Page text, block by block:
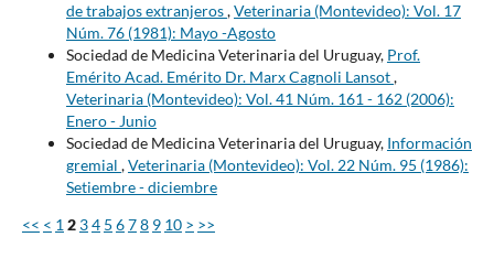
de trabajos extranjeros,Veterinaria (Montevideo): Vol. 17
Núm. 76 (1981): Mayo -Agosto
Sociedad de Medicina Veterinaria del Uruguay, Prof.
Emérito Acad. Emérito Dr. Marx Cagnoli Lansot,
Veterinaria (Montevideo): Vol. 41 Núm. 161 - 162 (2006):
Enero - Junio
Sociedad de Medicina Veterinaria del Uruguay, Información
gremial ,Veterinaria (Montevideo): Vol. 22 Núm. 95 (1986):
Setiembre - diciembre
<< < 1 2 34 5 678 9 10 > >>